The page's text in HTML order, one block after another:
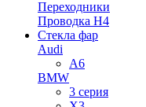
Переходники
Проводка H4
Стекла фар
Audi
A6
BMW
3 серия